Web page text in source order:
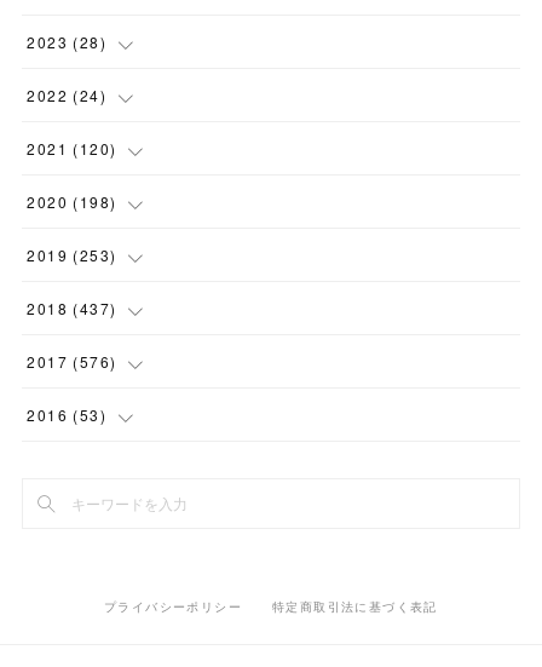
(1)
(1 )
(1)
( 1 )
2023 (28)
(2)
(1)
(1)
(2 )
(2)
2022 (24)
(5)
(2)
(2)
( 1 )
(3)
2021 (120)
(12)
(3)
(1)
(9)
(19)
14)
2020 (198)
(12)
(11)
(12)
(22
(17)
15)
2019 (253)
(14)
(27)
(22
(32)
20)
2018 (437)
(23)
(24
( 14)
33)
2017 (576)
(44
44)
37)
2016 (53)
20)
プライバシーポリシー 特定商取引法に基づく表記